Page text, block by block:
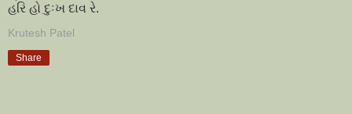
હરિ હો દુઃખ દાવ રે.
Krutesh Patel
Share